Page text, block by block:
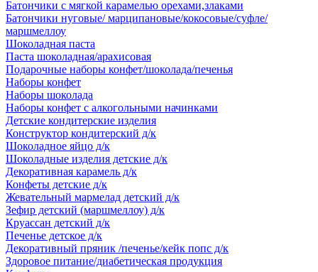
Батончики с мягкой карамелью орехами,злаками
Батончики нуговые/ марципановые/кокосовые/суфле/
маршмеллоу
Шоколадная паста
Паста шоколадная/арахисовая
Подарочные наборы конфет/шоколада/печенья
Наборы конфет
Наборы шоколада
Наборы конфет с алкогольными начинками
Детские кондитерские изделия
Конструктор кондитерский д/к
Шоколадное яйцо д/к
Шоколадные изделия детские д/к
Декоративная карамель д/к
Конфеты детские д/к
Жевательный мармелад детский д/к
Зефир детский (маршмеллоу) д/к
Круассан детский д/к
Печенье детское д/к
Декоративный пряник /печенье/кейк попс д/к
Здоровое питание/диабетическая продукция